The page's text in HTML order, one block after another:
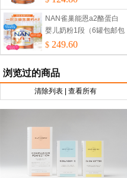
NAN雀巢能恩a2酪蛋白
婴儿奶粉1段（6罐包邮包
税）
$ 249.60
浏览过的商品
清除列表 查看所有